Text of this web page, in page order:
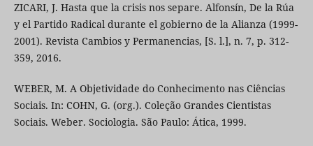
ZICARI, J. Hasta que la crisis nos separe. Alfonsín, De la Rúa
y el Partido Radical durante el gobierno de la Alianza (1999-
2001). Revista Cambios y Permanencias, [S. l.], n. 7, p. 312-
359, 2016.
WEBER, M. A Objetividade do Conhecimento nas Ciências
Sociais. In: COHN, G. (org.). Coleção Grandes Cientistas
Sociais. Weber. Sociologia. São Paulo: Ática, 1999.